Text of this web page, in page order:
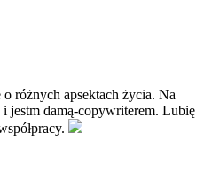
różnych apsektach życia. Na
jestm damą-copywriterem. Lubię